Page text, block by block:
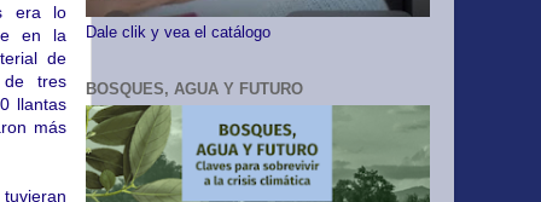
era lo
en la
de
tres
llantas
más
Dale clik y vea el catálogo
BOSQUES, AGUA Y FUTURO